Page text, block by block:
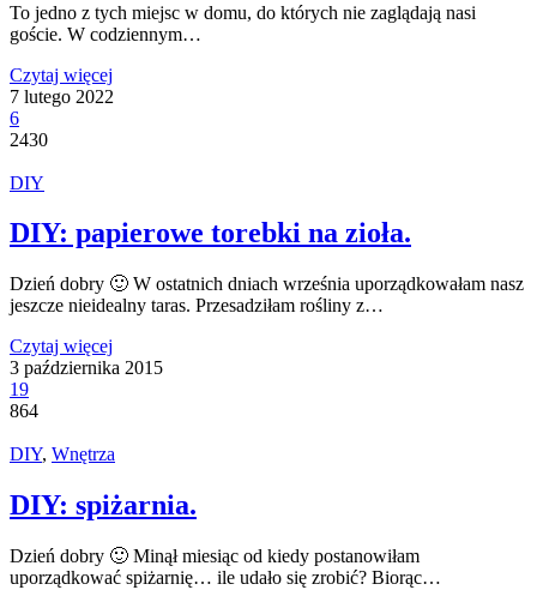
To jedno z tych miejsc w domu, do których nie zaglądają nasi
goście. W codziennym…
Czytaj więcej
7 lutego 2022
6
2430
DIY
DIY: papierowe torebki na zioła.
Dzień dobry 🙂 W ostatnich dniach września uporządkowałam nasz
jeszcze nieidealny taras. Przesadziłam rośliny z…
Czytaj więcej
3 października 2015
19
864
DIY, Wnętrza
DIY: spiżarnia.
Dzień dobry 🙂 Minął miesiąc od kiedy postanowiłam
uporządkować spiżarnię… ile udało się zrobić? Biorąc…